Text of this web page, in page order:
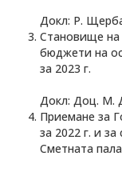
Докл: Р.
Становище на
бюджети на
за 2023 г.
Докл: Доц. М.
Приемане за
за 2022 г. и
Сметната